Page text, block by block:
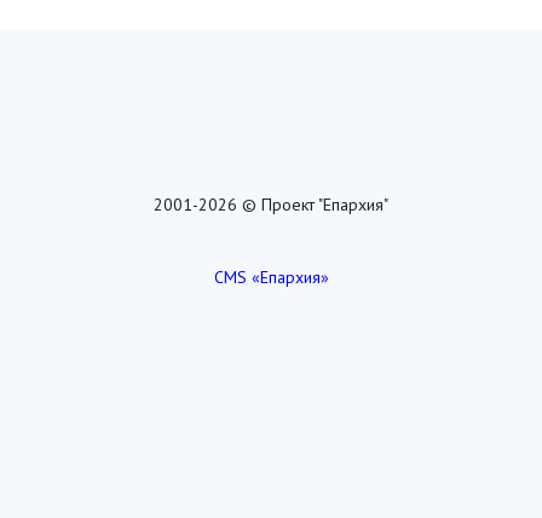
2001-2026 © Проект "Епархия"
CMS «Епархия»